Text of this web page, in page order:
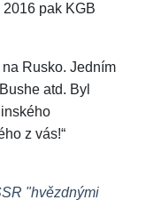
pak KGB
Rusko. Jedním
atd. Byl
z vás!“
"hvězdnými